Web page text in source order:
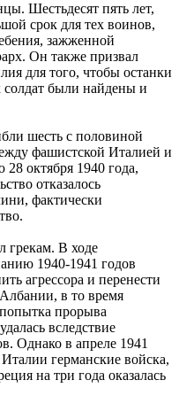
Шестьдесят пять лет,
срок для тех воинов,
зажженной
Он также призвал
для того, чтобы останки
были найдены и
шесть с половиной
фашистской Италией и
октября 1940 года,
отказалось
фактически
грекам. В ходе
1940-1941 годов
агрессора и перенести
в то время
прорыва
вследствие
Однако в апреле 1941
германские войска,
на три года оказалась